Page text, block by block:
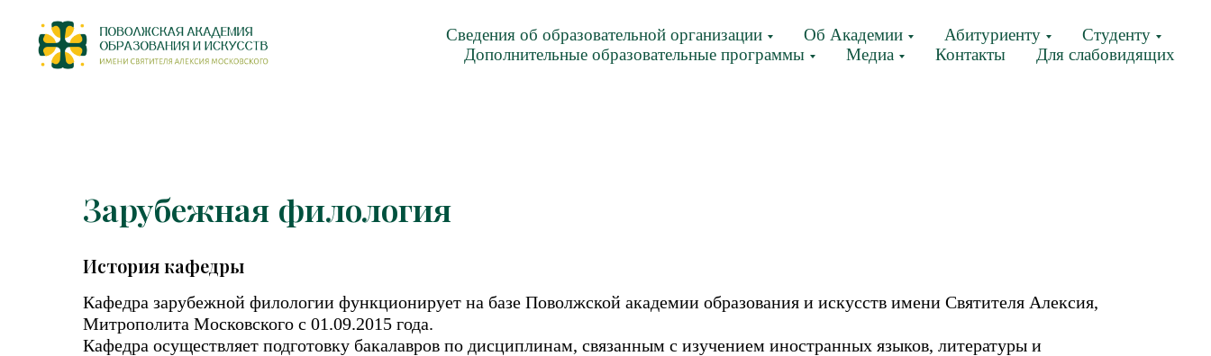
Сведения об образовательной организации Об Академии Абитуриенту
Студенту
Дополнительные образовательные программы
Медиа Контакты Для слабовидящих
Зарубежная филология
История кафедры
Кафедра зарубежной филологии функционирует на базе Поволжской академии образования и искусств имени Святителя Алексия,
Митрополита Московского с 01.09.2015 года.
Кафедра осуществляет подготовку бакалавров по дисциплинам, связанным с изучением иностранных языков, литературы и